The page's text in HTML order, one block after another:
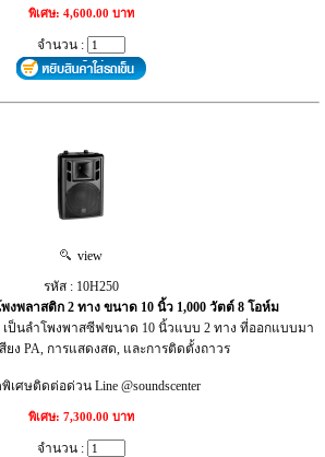
พิเศษ: 4,600.00 บาท
จำนวน :
view
รหัส : 10H250
งพลาสติก 2 ทาง ขนาด 10 นิ้ว 1,000 วัตต์ 8 โอห์ม
เป็นลำโพงพาสซีฟขนาด 10 นิ้วแบบ 2 ทาง ที่ออกแบบมา
ยง PA, การแสดงสด, และการติดตั้งถาวร
เศษติดต่อด่วน Line @soundscenter
พิเศษ: 7,300.00 บาท
จำนวน :